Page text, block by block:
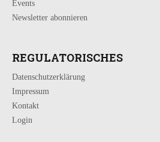
Events
Newsletter abonnieren
REGULATORISCHES
Datenschutzerklärung
Impressum
Kontakt
Login